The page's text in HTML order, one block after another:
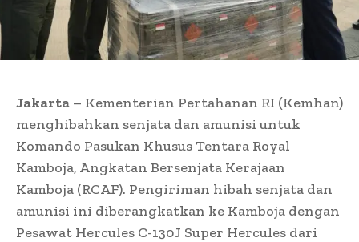
Jakarta – Kementerian Pertahanan RI (Kemhan)
menghibahkan senjata dan amunisi untuk
Komando Pasukan Khusus Tentara Royal
Kamboja, Angkatan Bersenjata Kerajaan
Kamboja (RCAF). Pengiriman hibah senjata dan
amunisi ini diberangkatkan ke Kamboja dengan
Pesawat Hercules C-130J Super Hercules dari